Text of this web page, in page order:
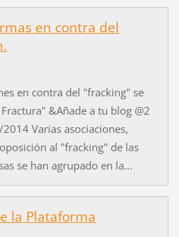
en contra del
en contra del "fracking" se
&Añade a tu blog @2
Varias asociaciones,
al "fracking" de las
se han agrupado en la...
la Plataforma